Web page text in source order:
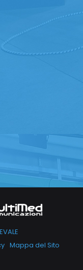
Mappa del Sito